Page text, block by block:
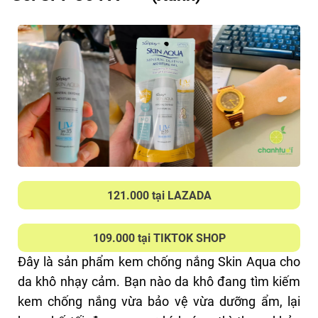
dụng
Làm lớp lót trang điểm
Kháng nước, kháng mồ hôi
Dung
tích
30g
Cảm nhận sử dụng
Kem chống nắng Skin Aqua cho da khô này có kết
cấu dạng sữa lỏng, dễ tán và không để lại vệt
trắng. Sau khoảng 2–3 phút, kem thấm hoàn toàn,
tạo bề mặt mịn, ráo nhưng vẫn ẩm mượt, không
gây bết dính và không mùi.
Chanh Tươi Review đã test hiệu quả chống nắng
dưới đèn UV và cho ra khả năng chống nắng khá
121.000 tại LAZADA
109.000 tại TIKTOK SHOP
Đây là sản phẩm kem chống nắng Skin Aqua cho
da khô nhạy cảm. Bạn nào da khô đang tìm kiếm
kem chống nắng vừa bảo vệ vừa dưỡng ẩm, lại